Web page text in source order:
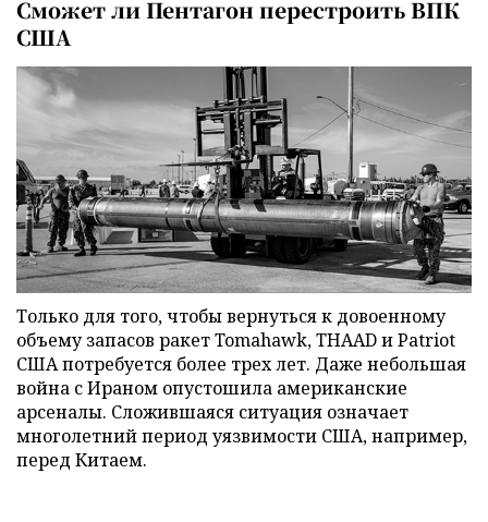
Сможет ли Пентагон перестроить ВПК
США
Только для того, чтобы вернуться к довоенному
объему запасов ракет Tomahawk, THAAD и Patriot
США потребуется более трех лет. Даже небольшая
война с Ираном опустошила американские
арсеналы. Сложившаяся ситуация означает
многолетний период уязвимости США, например,
перед Китаем.